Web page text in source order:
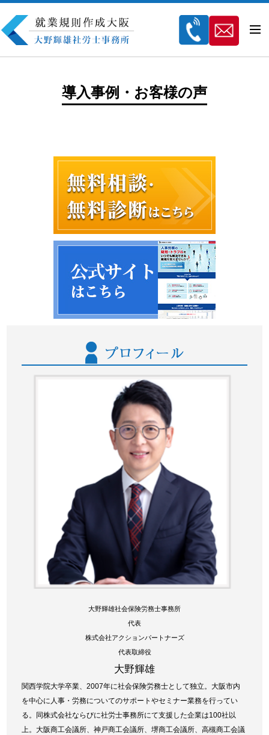
導入事例・お客様の声
大野輝雄社会保険労務士事務所
代表
株式会社アクションパートナーズ
代表取締役
大野輝雄
関西学院大学卒業、2007年に社会保険労務士として独立。大阪市内
を中心に人事・労務についてのサポートやセミナー業務を行ってい
る。同株式会社ならびに社労士事務所にて支援した企業は100社以
上。大阪商工会議所、神戸商工会議所、堺商工会議所、高槻商工会議